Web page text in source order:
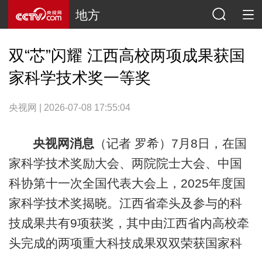
地方
双“芯”闪耀 江西高校两项成果获国
家科学技术奖一等奖
央视网 | 2026-07-08 17:55:04
央视网消息 （记者 罗希）7月8日，在国
家科学技术奖励大会、两院院士大会、中国
科协第十一次全国代表大会上，2025年度国
家科学技术奖揭晓。江西省牵头及参与的科
技成果共有9项获奖，其中由江西省内高校牵
头完成的两项重大科技成果双双荣获国家科